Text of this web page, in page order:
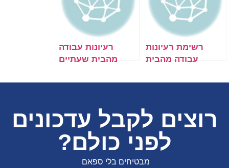
רשימת רעיונות
עבודה מהבית
רעיונות עבודה
מהבית שעתיים
בזמן הפנוי
רוצים לקבל עדכונים
לפני כולם?
מבטיחים בלי ספאם